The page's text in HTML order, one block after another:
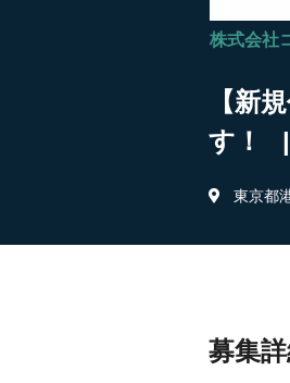
株式会社
【新
す！ |
東京都
募集